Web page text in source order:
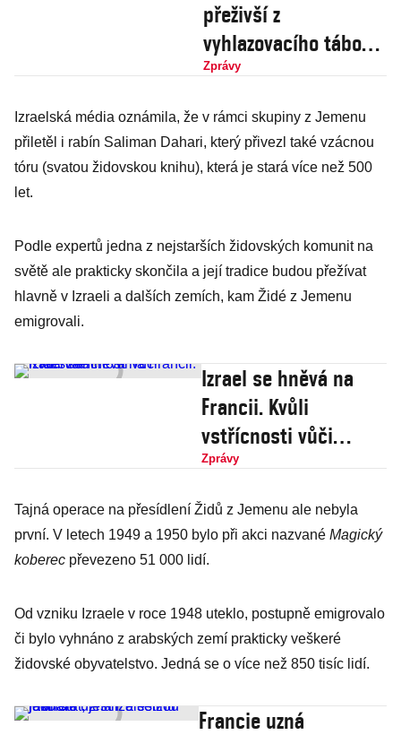
přeživší z
vyhlazovacího tábora
Treblinka
Zprávy
Izraelská média oznámila, že v rámci skupiny z Jemenu
přiletěl i rabín Saliman Dahari, který přivezl také vzácnou
tóru (svatou židovskou knihu), která je stará více než 500
let.
Podle expertů jedna z nejstarších židovských komunit na
světě ale prakticky skončila a její tradice budou přežívat
hlavně v Izraeli a dalších zemích, kam Židé z Jemenu
emigrovali.
Izrael se hněvá na
Francii. Kvůli
vstřícnosti vůči
Palestině
Zprávy
Tajná operace na přesídlení Židů z Jemenu ale nebyla
první. V letech 1949 a 1950 bylo při akci nazvané Magický
koberec převezeno 51 000 lidí.
Od vzniku Izraele v roce 1948 uteklo, postupně emigrovalo
či bylo vyhnáno z arabských zemí prakticky veškeré
židovské obyvatelstvo. Jedná se o více než 850 tisíc lidí.
Francie uzná